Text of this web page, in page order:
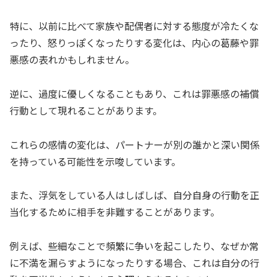
特に、以前に比べて家族や配偶者に対する態度が冷たくな
ったり、怒りっぽくなったりする変化は、内心の葛藤や罪
悪感の表れかもしれません。
逆に、過度に優しくなることもあり、これは罪悪感の補償
行動として現れることがあります。
これらの感情の変化は、パートナーが別の誰かと深い関係
を持っている可能性を示唆しています。
また、浮気をしている人はしばしば、自分自身の行動を正
当化するために相手を非難することがあります。
例えば、些細なことで頻繁に争いを起こしたり、なぜか常
に不満を漏らすようになったりする場合、これは自分の行